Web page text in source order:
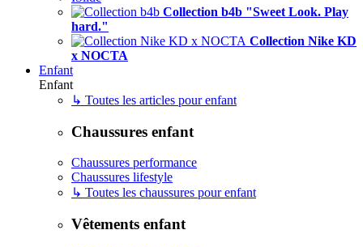
Collection b4b "Sweet Look. Play
hard."
Collection Nike KD
x NOCTA
Enfant
Enfant
↳ Toutes les articles pour enfant
Chaussures enfant
Chaussures performance
Chaussures lifestyle
↳ Toutes les chaussures pour enfant
Vêtements enfant